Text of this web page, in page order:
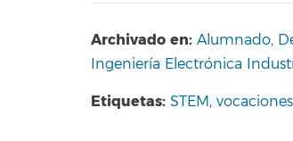
Archivado en: Alumnado,
Ingeniería Electrónica
Etiquetas: STEM,